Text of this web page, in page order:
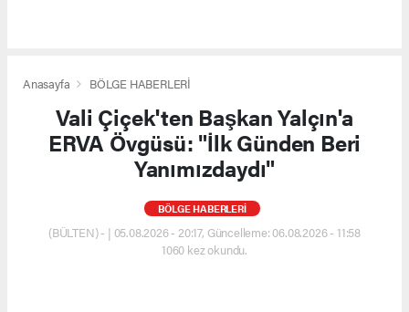
Anasayfa BÖLGE HABERLERİ
Vali Çiçek'ten Başkan Yalçın'a
ERVA Övgüsü: "İlk Günden Beri
Yanımızdaydı"
BÖLGE HABERLERİ
(BÜLTEN) - | 05.08.2026 - 20:17, Güncelleme: 06.08.2026 - 11:58
1060 kez okundu.